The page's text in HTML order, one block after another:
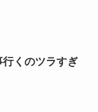
行くのツラすぎ